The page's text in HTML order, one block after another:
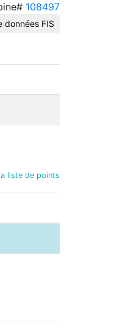
108497
données FIS
liste de points